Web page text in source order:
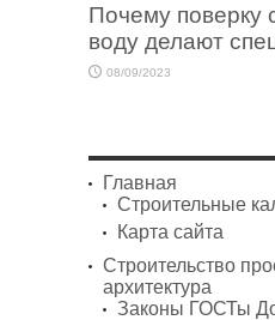
Почему поверку
воду делают
08/09/2023
Главная
Строительные
Карта сайта
Строительство
архитектура
Законы ГОСТы